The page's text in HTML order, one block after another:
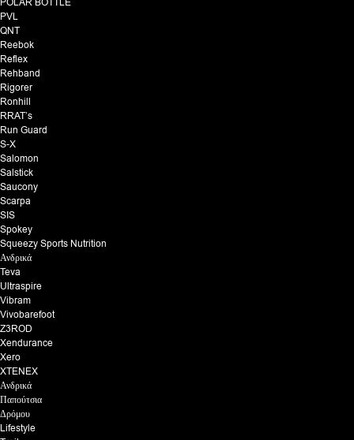
PVL
QNT
Reebok
Reflex
Rehband
Rigorer
Ronhill
RRAT’s
Run Guard
S-X
Salomon
Salstick
Saucony
Scarpa
SIS
Spokey
Squeezy Sports Nutrition
Ανδρικά
Teva
Ultraspire
Vibram
Vivobarefoot
Z3ROD
Xendurance
Xero
XTENEX
Ανδρικά
Παπούτσια
Δρόμου
Lifestyle